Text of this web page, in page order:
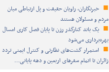
خبرنگاران، راویان حقیقت و پل ارتباطی میان
مردم و مسئولان هستند
یک باند کنارگذر رزن تا پایان فصل کاری امسال
بهره‌برداری می‌شود
استمرار گشت‌های نظارتی و کنترل ایمنی تردد
زائران تا اتمام سفرهای اربعین و دهه پایانی…